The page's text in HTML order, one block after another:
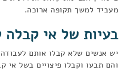
מעביד למשך תקופה ארוכה.
בעיות של אי קבלה
יש אנשים שלא קבלו אותם
והם תבעו וקבלו פיצויים בשל אי